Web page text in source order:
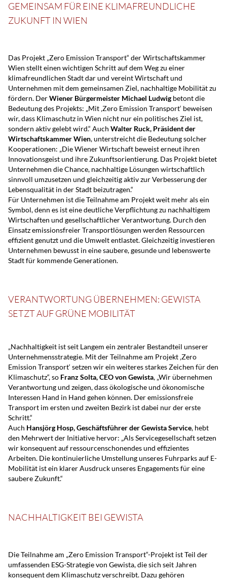
GEMEINSAM FÜR EINE KLIMAFREUNDLICHE
ZUKUNFT IN WIEN
Das Projekt „Zero Emission Transport“ der Wirtschaftskammer
Wien stellt einen wichtigen Schritt auf dem Weg zu einer
klimafreundlichen Stadt dar und vereint Wirtschaft und
Unternehmen mit dem gemeinsamen Ziel, nachhaltige Mobilität zu
fördern. DerWiener Bürgermeister Michael Ludwig betont die
Bedeutung des Projekts: „Mit ‚Zero Emission Transport‘ beweisen
wir, dass Klimaschutz in Wien nicht nur ein politisches Ziel ist,
sondern aktiv gelebt wird.“ Auch Walter Ruck, Präsident der
Wirtschaftskammer Wien, unterstreicht die Bedeutung solcher
Kooperationen: „Die Wiener Wirtschaft beweist erneut ihren
Innovationsgeist und ihre Zukunftsorientierung. Das Projekt bietet
Unternehmen die Chance, nachhaltige Lösungen wirtschaftlich
sinnvoll umzusetzen und gleichzeitig aktiv zur Verbesserung der
Lebensqualität in der Stadt beizutragen.“
Für Unternehmen ist die Teilnahme am Projekt weit mehr als ein
Symbol, denn es ist eine deutliche Verpflichtung zu nachhaltigem
Wirtschaften und gesellschaftlicher Verantwortung. Durch den
Einsatz emissionsfreier Transportlösungen werden Ressourcen
effizient genutzt und die Umwelt entlastet. Gleichzeitig investieren
Unternehmen bewusst in eine saubere, gesunde und lebenswerte
Stadt für kommende Generationen.
VERANTWORTUNG ÜBERNEHMEN: GEWISTA
SETZT AUF GRÜNE MOBILITÄT
„Nachhaltigkeit ist seit Langem ein zentraler Bestandteil unserer
Unternehmensstrategie. Mit der Teilnahme am Projekt ‚Zero
Emission Transport‘ setzen wir ein weiteres starkes Zeichen für den
Klimaschutz“, so Franz Solta, CEO von Gewista, „Wir übernehmen
Verantwortung und zeigen, dass ökologische und ökonomische
Interessen Hand in Hand gehen können. Der emissionsfreie
Transport im ersten und zweiten Bezirk ist dabei nur der erste
Schritt.“
Auch Hansjörg Hosp, Geschäftsführer der Gewista Service, hebt
den Mehrwert der Initiative hervor: „Als Servicegesellschaft setzen
wir konsequent auf ressourcenschonendes und effizientes
Arbeiten. Die kontinuierliche Umstellung unseres Fuhrparks auf E-
Mobilität ist ein klarer Ausdruck unseres Engagements für eine
saubere Zukunft.“
NACHHALTIGKEIT BEI GEWISTA
Die Teilnahme am „Zero Emission Transport“-Projekt ist Teil der
umfassenden ESG-Strategie von Gewista, die sich seit Jahren
konsequent dem Klimaschutz verschreibt. Dazu gehören